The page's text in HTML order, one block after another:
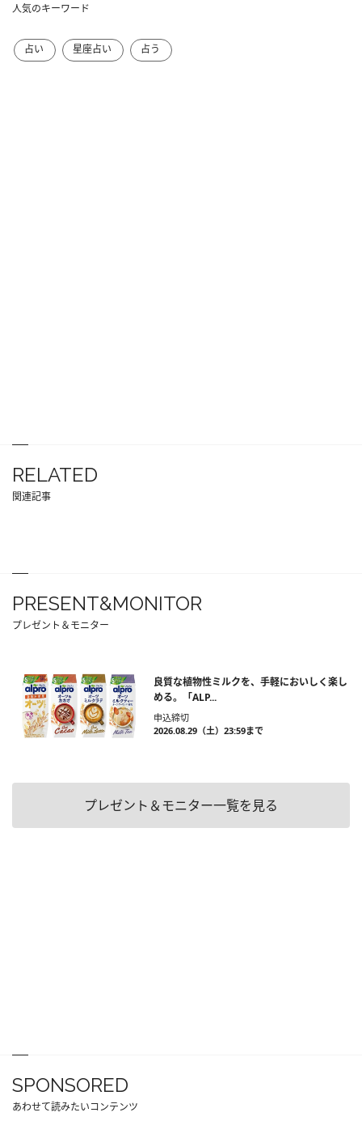
人気のキーワード
占い 星座占い 占う
RELATED
関連記事
PRESENT&MONITOR
プレゼント＆モニター
良質な植物性ミルクを、手軽においしく楽し
める。「ALP...
申込締切
2026.08.29（土）23:59まで
プレゼント＆モニター一覧を見る
SPONSORED
あわせて読みたいコンテンツ